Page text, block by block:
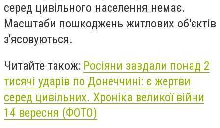
серед цивільного населення немає.
Масштаби пошкоджень житлових об'єктів
з'ясовуються.
Читайте також: Росіяни завдали понад 2
тисячі ударів по Донеччині: є жертви
серед цивільних. Хроніка великої війни
14 вересня (ФОТО)